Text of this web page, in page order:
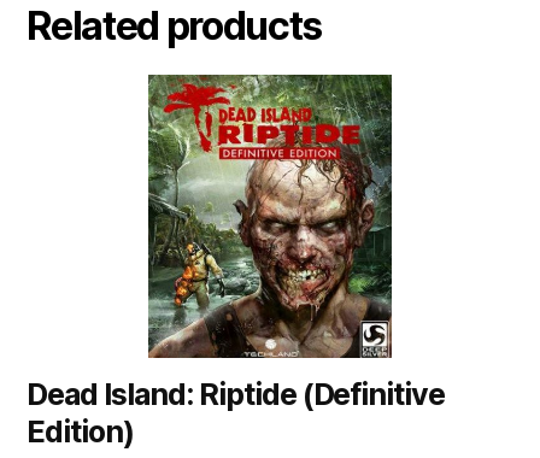
Related products
Dead Island: Riptide (Definitive
Edition)